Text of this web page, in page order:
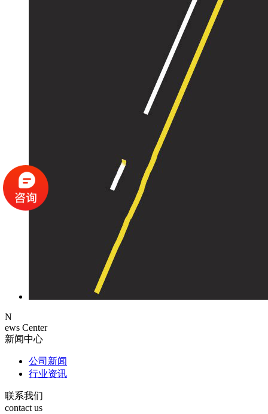
N
ews Center
新闻中心
公司新闻
行业资讯
联系我们
contact us